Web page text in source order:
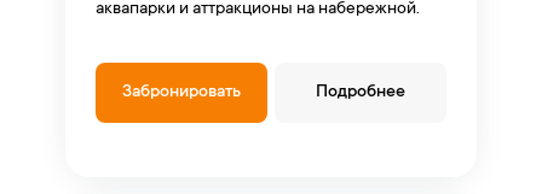
аквапарки и аттракционы на набережной.
Забронировать Подробнее